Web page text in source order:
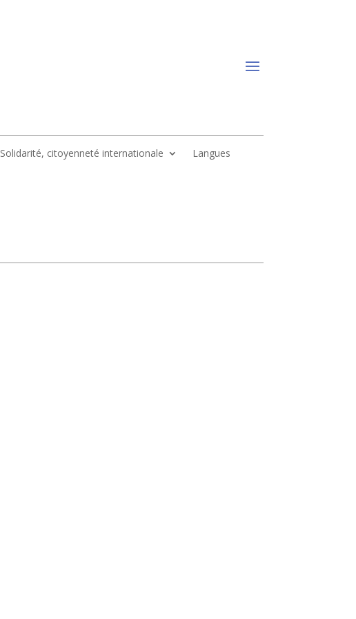
Solidarité, citoyenneté internationale
Langues